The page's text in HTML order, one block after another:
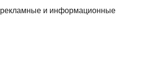
рекламные и информационные